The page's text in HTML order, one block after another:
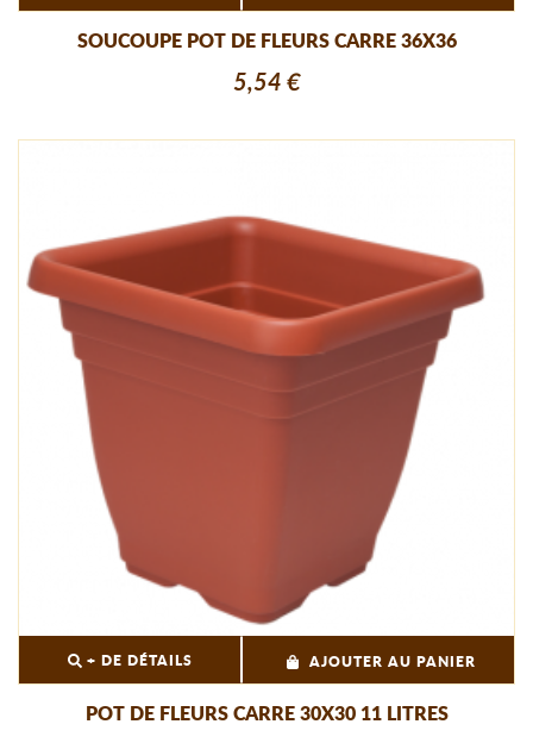
SOUCOUPE POT DE FLEURS CARRE 36X36
5,54 €
+ DE DÉTAILS AJOUTER AU PANIER
POT DE FLEURS CARRE 30X30 11 LITRES